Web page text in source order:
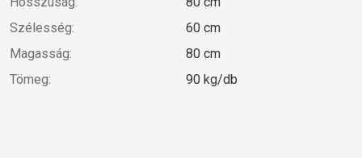
Szélesség:
60 cm
Magasság:
80 cm
Tömeg:
90 kg/db